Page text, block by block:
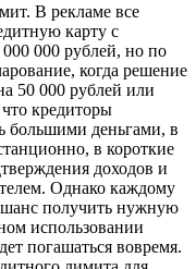
В рекламе все
карту с
000 рублей, но по
когда решение
50 000 рублей или
кредиторы
большими деньгами, в
в короткие
доходов и
Однако каждому
шанс получить нужную
использовании
погашаться вовремя.